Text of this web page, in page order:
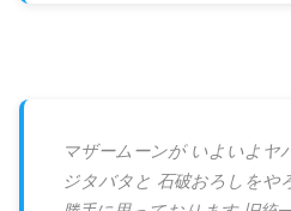
マザームーンが いよいよ
ジタバタと 石破おろしを